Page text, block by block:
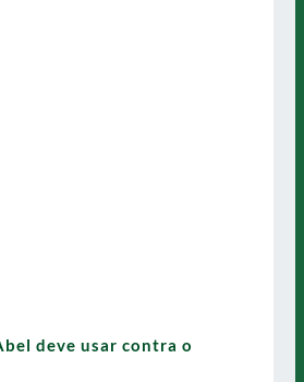
deve usar contra o